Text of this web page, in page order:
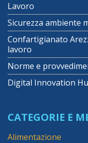
Lavoro
Sicurezza ambiente
Confartigianato
lavoro
Norme e
Digital Innovation
CATEGORIE E
Alimentazione